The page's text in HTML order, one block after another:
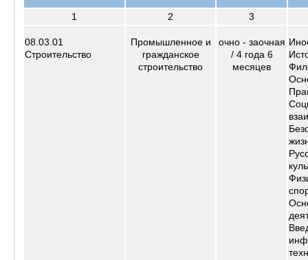
1 2 3
08.03.01
Строительство
Промышленное и
гражданское
строительство
очно - заочная
/ 4 года 6
месяцев